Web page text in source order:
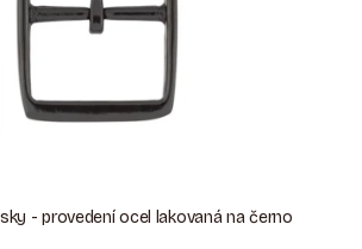
- provedení ocel lakovaná na černo